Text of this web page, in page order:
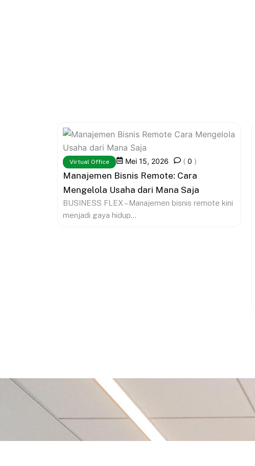
Virtual Office Mei 15, 2026 ( 0 )
Manajemen Bisnis Remote: Cara
Mengelola Usaha dari Mana Saja
BUSINESS FLEX – Manajemen bisnis remote kini
menjadi gaya hidup...